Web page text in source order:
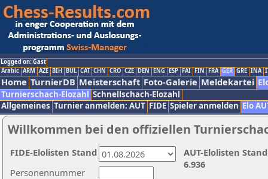
Logged on: Gast
Arabic ARM AZE BIH BUL CAT CHN CRO CZE DEN ENG ESP FAI FIN FRA GER GRE INA
Home TurnierDB Meisterschaft Foto-Galerie Meldekartei
Turnierschach-Elozahl Schnellschach-Elozahl
Allgemeines Turnier anmelden: AUT FIDE Spieler anmelden Elo
Willkommen bei den offiziellen
Personennummer
AUT-Elolisten
6.936
FIDE-Elolisten Stand